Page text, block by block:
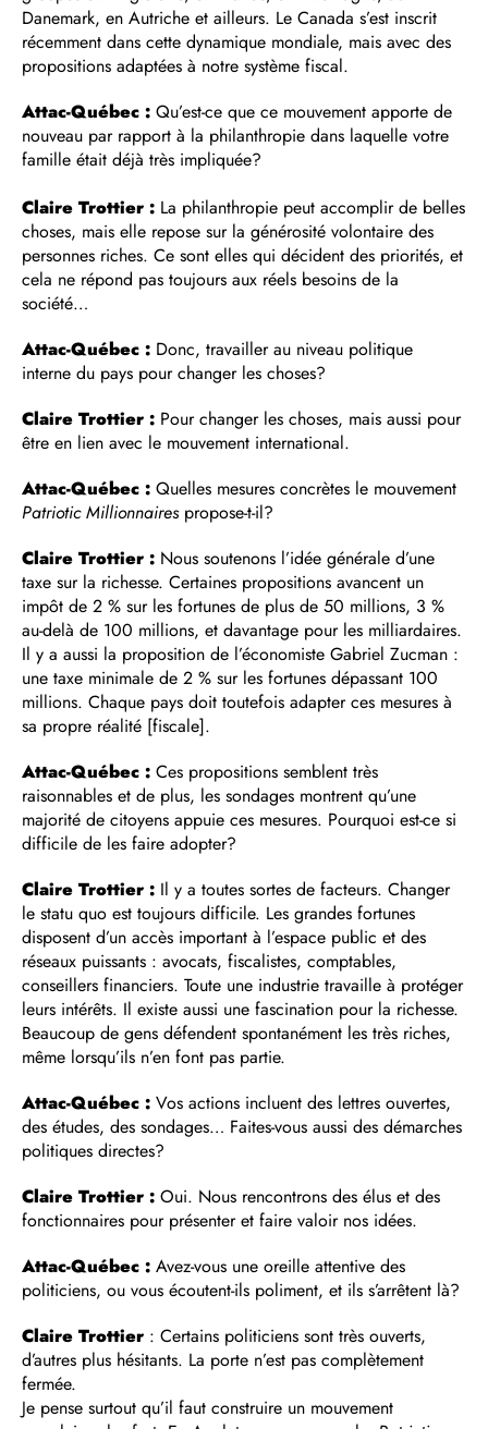
Danemark, en Autriche et ailleurs. Le Canada s’est inscrit
récemment dans cette dynamique mondiale, mais avec des
propositions adaptées à notre système fiscal.
Attac-Québec : Qu’est-ce que ce mouvement apporte de
nouveau par rapport à la philanthropie dans laquelle votre
famille était déjà très impliquée?
Claire Trottier : La philanthropie peut accomplir de belles
choses, mais elle repose sur la générosité volontaire des
personnes riches. Ce sont elles qui décident des priorités, et
cela ne répond pas toujours aux réels besoins de la
société…
Attac-Québec : Donc, travailler au niveau politique
interne du pays pour changer les choses?
Claire Trottier : Pour changer les choses, mais aussi pour
être en lien avec le mouvement international.
Attac-Québec : Quelles mesures concrètes le mouvement
Patriotic Millionnairespropose-t-il?
Claire Trottier : Nous soutenons l’idée générale d’une
taxe sur la richesse. Certaines propositions avancent un
impôt de 2 % sur les fortunes de plus de 50 millions, 3 %
au-delà de 100 millions, et davantage pour les milliardaires.
Il y a aussi la proposition de l’économiste Gabriel Zucman :
une taxe minimale de 2 % sur les fortunes dépassant 100
millions. Chaque pays doit toutefois adapter ces mesures à
sa propre réalité [fiscale].
Attac-Québec : Ces propositions semblent très
raisonnables et de plus, les sondages montrent qu’une
majorité de citoyens appuie ces mesures. Pourquoi est-ce si
difficile de les faire adopter?
Claire Trottier : Il y a toutes sortes de facteurs. Changer
le statu quo est toujours difficile. Les grandes fortunes
disposent d’un accès important à l’espace public et des
réseaux puissants : avocats, fiscalistes, comptables,
conseillers financiers. Toute une industrie travaille à protéger
leurs intérêts. Il existe aussi une fascination pour la richesse.
Beaucoup de gens défendent spontanément les très riches,
même lorsqu’ils n’en font pas partie.
Attac-Québec : Vos actions incluent des lettres ouvertes,
des études, des sondages… Faites-vous aussi des démarches
politiques directes?
Claire Trottier : Oui. Nous rencontrons des élus et des
fonctionnaires pour présenter et faire valoir nos idées.
Attac-Québec : Avez-vous une oreille attentive des
politiciens, ou vous écoutent-ils poliment, et ils s’arrêtent là?
Claire Trottier : Certains politiciens sont très ouverts,
d’autres plus hésitants. La porte n’est pas complètement
fermée.
Je pense surtout qu’il faut construire un mouvement